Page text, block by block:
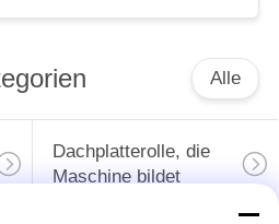
Alle
Dachplatterolle, die
Maschine bildet